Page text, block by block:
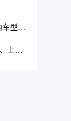
快充时间2.5小时以上，带无钥匙启动的车型有哪些？哪款值得买？价格多少？
株洲二手车车辆过户地点在哪里、电话、上班时间